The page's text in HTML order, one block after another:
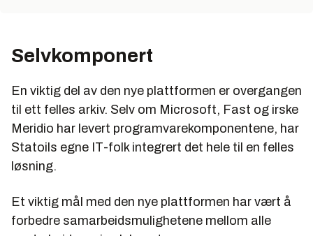
Selvkomponert
En viktig del av den nye plattformen er overgangen
til ett felles arkiv. Selv om Microsoft, Fast og irske
Meridio har levert programvarekomponentene, har
Statoils egne IT-folk integrert det hele til en felles
løsning.
Et viktig mål med den nye plattformen har vært å
forbedre samarbeidsmulighetene mellom alle